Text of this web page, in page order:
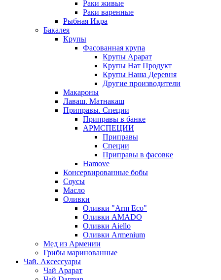
Раки живые
Раки варенные
Рыбная Икра
Бакалея
Крупы
Фасованная крупа
Крупы Арарат
Крупы Нат Продукт
Крупы Наша Деревня
Другие производители
Макароны
Лаваш. Матнакаш
Приправы. Специи
Приправы в банке
АРМСПЕЦИИ
Приправы
Специи
Приправы в фасовке
Hamove
Консервированные бобы
Соусы
Масло
Оливки
Оливки "Arm Eco"
Оливки AMADO
Оливки Aiello
Оливки Armenium
Мед из Армении
Грибы маринованные
Чай. Аксессуары
Чай Арарат